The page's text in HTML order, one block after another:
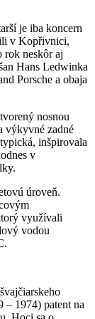
je iba koncern
v Kopřivnici,
rok neskôr aj
Hans Ledwinka
Porsche a obaja
nosnou
výkyvné zadné
inšpirovala
v
úroveň.
využívali
vodou
– 1974) patent na